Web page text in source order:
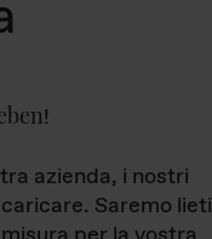
!
azienda, i nostri
Saremo lieti